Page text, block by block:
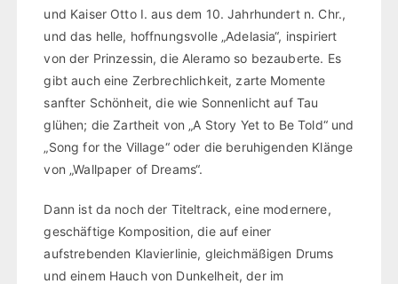
und Kaiser Otto I. aus dem 10. Jahrhundert n. Chr.,
und das helle, hoffnungsvolle „Adelasia“, inspiriert
von der Prinzessin, die Aleramo so bezauberte. Es
gibt auch eine Zerbrechlichkeit, zarte Momente
sanfter Schönheit, die wie Sonnenlicht auf Tau
glühen; die Zartheit von „A Story Yet to Be Told“ und
„Song for the Village“ oder die beruhigenden Klänge
von „Wallpaper of Dreams“.
Dann ist da noch der Titeltrack, eine modernere,
geschäftige Komposition, die auf einer
aufstrebenden Klavierlinie, gleichmäßigen Drums
und einem Hauch von Dunkelheit, der im